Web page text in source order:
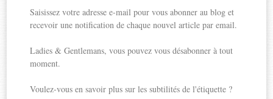
Saisissez votre adresse e-mail pour vous abonner au blog et
recevoir une notification de chaque nouvel article par email.
Ladies & Gentlemans, vous pouvez vous désabonner à tout
moment.
Voulez-vous en savoir plus sur les subtilités de l'étiquette ?